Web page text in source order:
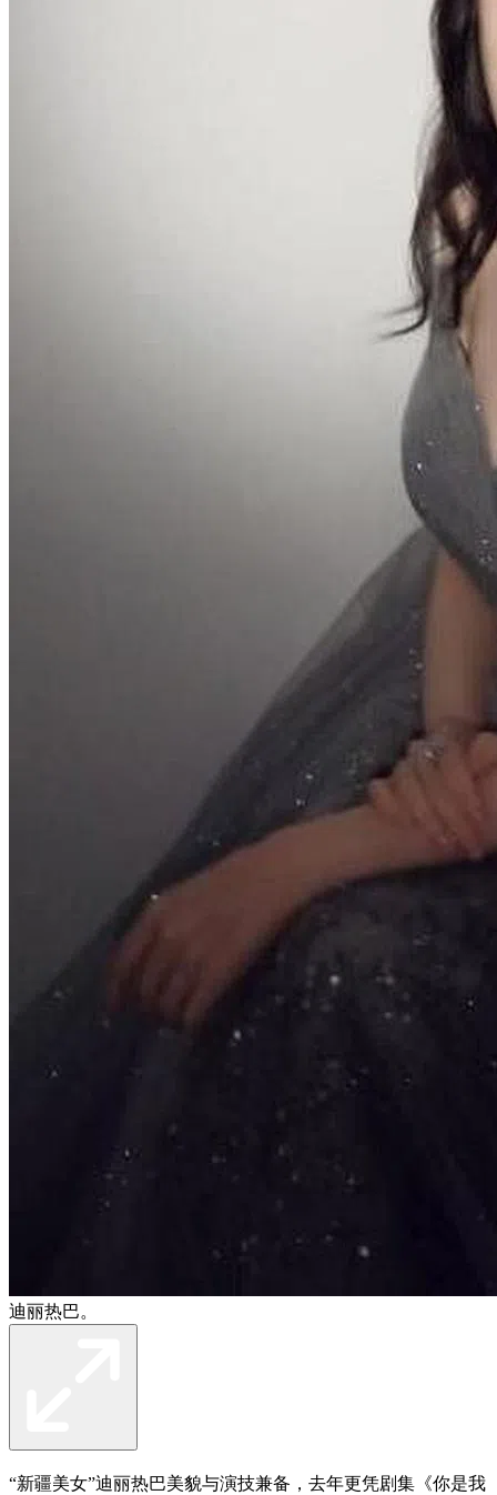
迪丽热巴。
“新疆美女”迪丽热巴美貌与演技兼备，去年更凭剧集《你是我